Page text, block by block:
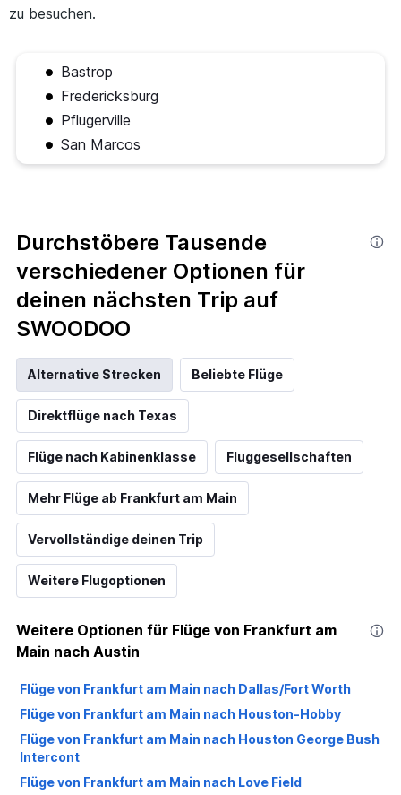
zu besuchen.
Bastrop
Fredericksburg
Pflugerville
San Marcos
Durchstöbere Tausende
verschiedener Optionen für
deinen nächsten Trip auf
SWOODOO
Alternative Strecken Beliebte Flüge
Direktflüge nach Texas
Flüge nach Kabinenklasse Fluggesellschaften
Mehr Flüge ab Frankfurt am Main
Vervollständige deinen Trip
Weitere Flugoptionen
Weitere Optionen für Flüge von Frankfurt am
Main nach Austin
Flüge von Frankfurt am Main nach Dallas/Fort Worth
Flüge von Frankfurt am Main nach Houston-Hobby
Flüge von Frankfurt am Main nach Houston George Bush
Intercont
Flüge von Frankfurt am Main nach Love Field